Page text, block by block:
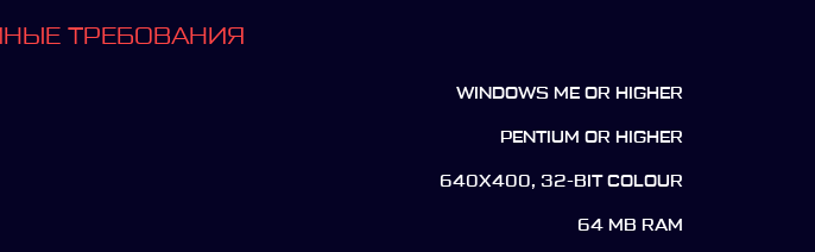
ТРЕБОВАНИЯ
WINDOWS ME OR HIGHER
PENTIUM OR HIGHER
640X400, 32-BIT COLOUR
64 MB RAM